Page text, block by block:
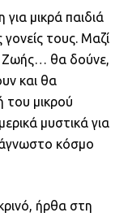
μικρά παιδιά
τους. Μαζί
Ζωής… θα δούνε,
και θα
του μικρού
μυστικά για
άγνωστο κόσμο
ήρθα στη